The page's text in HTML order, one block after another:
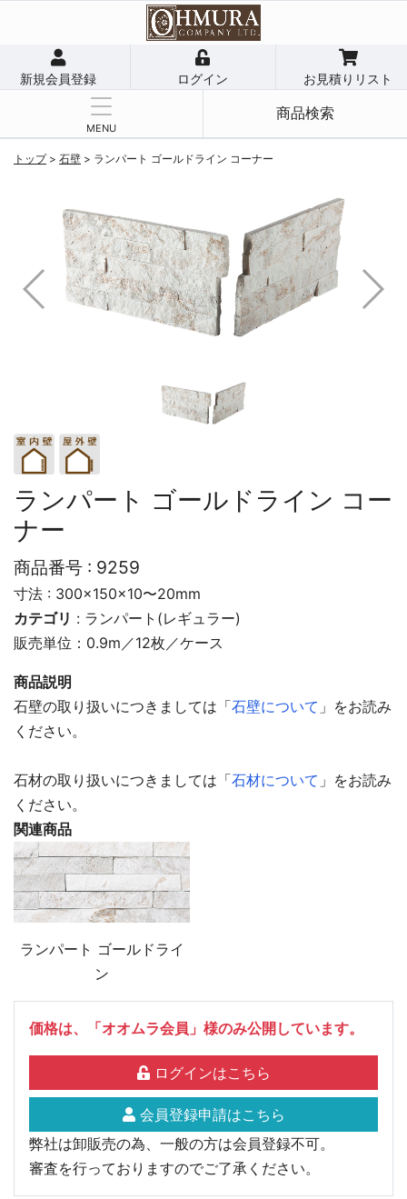
新規会員登録 ログイン お見積りリスト
MENU
商品検索
トップ> 石壁 > ランパート ゴールドライン コーナー
ランパート ゴールドライン コー
ナー
商品番号 : 9259
寸法 : 300×150×10〜20mm
カテゴリ : ランパート(レギュラー)
販売単位：0.9m／12枚／ケース
商品説明
石壁の取り扱いにつきましては「石壁について 」をお読み
ください。
石材の取り扱いにつきましては「石材について 」をお読み
ください。
関連商品
ランパート ゴールドライ
ン
価格は、「オオムラ会員」様のみ公開しています。
ログインはこちら
会員登録申請はこちら
弊社は卸販売の為、一般の方は会員登録不可。
審査を行っておりますのでご了承ください。